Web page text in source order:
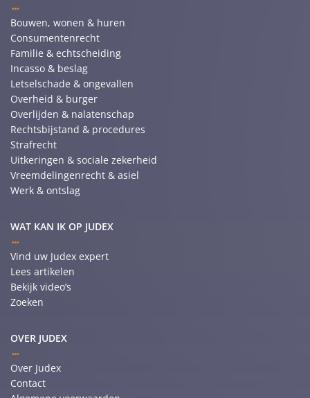
Bouwen, wonen & huren
Consumentenrecht
Familie & echtscheiding
Incasso & beslag
Letselschade & ongevallen
Overheid & burger
Overlijden & nalatenschap
Rechtsbijstand & procedures
Strafrecht
Uitkeringen & sociale zekerheid
Vreemdelingenrecht & asiel
Werk & ontslag
WAT KAN IK OP JUDEX
Vind uw Judex expert
Lees artikelen
Bekijk video’s
Zoeken
OVER JUDEX
Over Judex
Contact